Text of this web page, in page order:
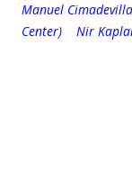
Manuel
Center) Nir
Ronen